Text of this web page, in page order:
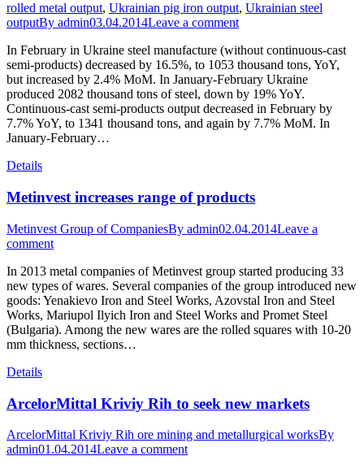
rolled metal output, Ukrainian pig iron output, Ukrainian steel
outputBy admin03.04.2014Leave a comment
In February in Ukraine steel manufacture (without continuous-cast
semi-products) decreased by 16.5%, to 1053 thousand tons, YoY,
but increased by 2.4% MoM. In January-February Ukraine
produced 2082 thousand tons of steel, down by 19% YoY.
Continuous-cast semi-products output decreased in February by
7.7% YoY, to 1341 thousand tons, and again by 7.7% MoM. In
January-February…
Details
Metinvest increases range of products
Metinvest Group of CompaniesBy admin02.04.2014Leave a
comment
In 2013 metal companies of Metinvest group started producing 33
new types of wares. Several companies of the group introduced new
goods: Yenakievo Iron and Steel Works, Azovstal Iron and Steel
Works, Mariupol Ilyich Iron and Steel Works and Promet Steel
(Bulgaria). Among the new wares are the rolled squares with 10-20
mm thickness, sections…
Details
ArcelorMittal Kriviy Rih to seek new markets
ArcelorMittal Kriviy Rih ore mining and metallurgical worksBy
admin01.04.2014Leave a comment